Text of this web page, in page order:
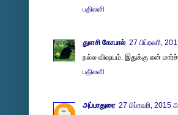
பதிலளி
துளசி கோபால் 27 பிப்ரவரி,
நல்ல விஷயம். இதுக்கு ஏன்
பதிலளி
அப்பாதுரை 27 பிப்ரவரி, 2015